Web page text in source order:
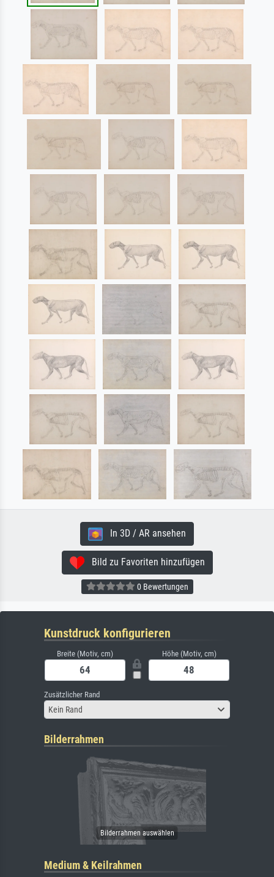
In 3D / AR ansehen
Bild zu Favoriten hinzufügen
0 Bewertungen
Kunstdruck konfigurieren
Breite (Motiv, cm) Höhe (Motiv, cm)
Zusätzlicher Rand
Kein Rand
Bilderrahmen
Medium & Keilrahmen